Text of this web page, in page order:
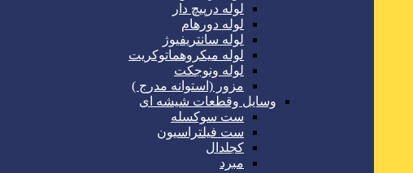
لوله درپیچ دار
لوله دورهام
لوله سانتریفیوژ
لوله میکروهماتوکریت
لوله ونوجکت
مزور (استوانه مدرج )
وسایل وقطعات شیشه ای
ست سوکسله
ست فیلتراسیون
کجلدال
مبرد